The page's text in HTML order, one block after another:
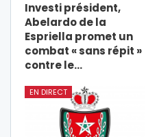
Investi président,
Abelardo de la
Espriella promet un
combat « sans répit »
contre le…
EN DIRECT